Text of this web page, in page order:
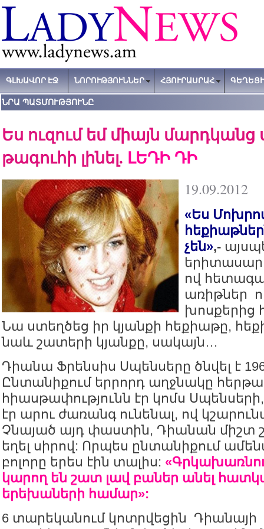
ԳԼԽԱՎՈՐ ԷՋ ՆՈՐՈՒԹՅՈՒՆՆԵՐ ՀՅՈՒՐԱՍՐԱՀ
ՆՐԱ ՊԱՏՄՈՒԹՅՈՒՆԸ
Ես ուզում եմ միայն մարդկանց
թագուհի լինել. ԼԵԴԻ ԴԻ
19.09.2012
«Ես
չեն»,-
ով
առիթներ
խոսքերից
Նա ստեղծեց իր կյանքի հեքիաթը,
նաև շատերի կյանքը, սակայն…
Դիանա Ֆրենսիս Սպենսերը ծնվել է
Ընտանիքում երրորդ աղջնակը
հիասթափությունն էր կոմս
էր արու ժառանգ ունենալ, ով
Չնայած այդ փաստին, Դիանան միշտ
եղել սիրով: Որպես ընտանիքում
բոլորը երես էին տալիս:
կարող են շատ լավ բաներ անել
երեխաների համար»:
6 տարեկանում կոտրվեցին Դիանայի